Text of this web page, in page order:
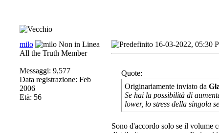
milo
All the Truth Member
Messaggi: 9,577
Data registrazione: Feb
2006
Età: 56
16-03-2022, 05:30
Quote:
Originariamente inviato da
Se hai la possibilità di
lower, lo stress della singola
Sono d'accordo solo se il volume